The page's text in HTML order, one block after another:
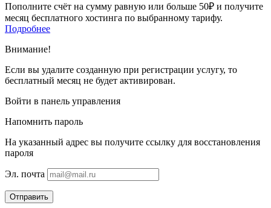
Пополните счёт на сумму равную или больше 50₽ и получите
месяц бесплатного хостинга по выбранному тарифу.
Подробнее
Внимание!
Если вы удалите созданную при регистрации услугу, то
бесплатный месяц не будет активирован.
Войти в панель управления
Напомнить пароль
На указанный адрес вы получите ссылку для восстановления
пароля
Эл. почта
Отправить